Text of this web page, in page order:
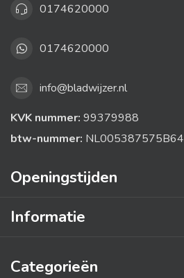
0174620000
0174620000
info@bladwijzer.nl
KVK nummer: 99379988
btw-nummer: NL005387575B64
Openingstijden
Informatie
Categorieën